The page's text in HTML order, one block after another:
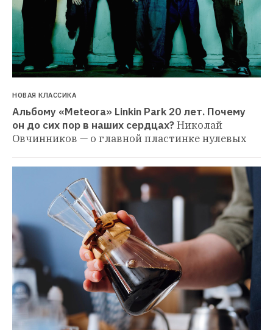
НОВАЯ КЛАССИКА
Альбому «Meteora» Linkin Park 20 лет. Почему
он до сих пор в наших сердцах?Николай
Овчинников — о главной пластинке нулевых